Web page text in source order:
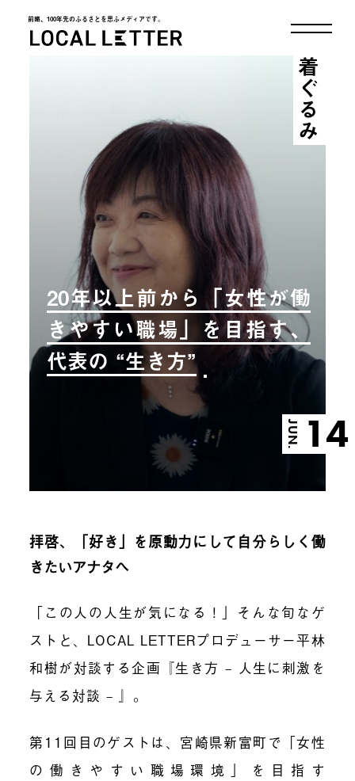
前略、100年先のふるさとを思ふメディアです。
20年以上前から「女性が働
きやすい職場」を目指す、
代表の “生き方”
JUN. 14
着ぐるみ
拝啓、「好き」を原動力にして自分らしく働
きたいアナタへ
「この人の人生が気になる！」そんな旬なゲ
ストと、LOCAL LETTERプロデューサー平林
和樹が対談する企画『生き方 – 人生に刺激を
与える対談 – 』。
第11 回目のゲストは、宮崎県新富町で「女性
の働きやすい職場環境」を目指す